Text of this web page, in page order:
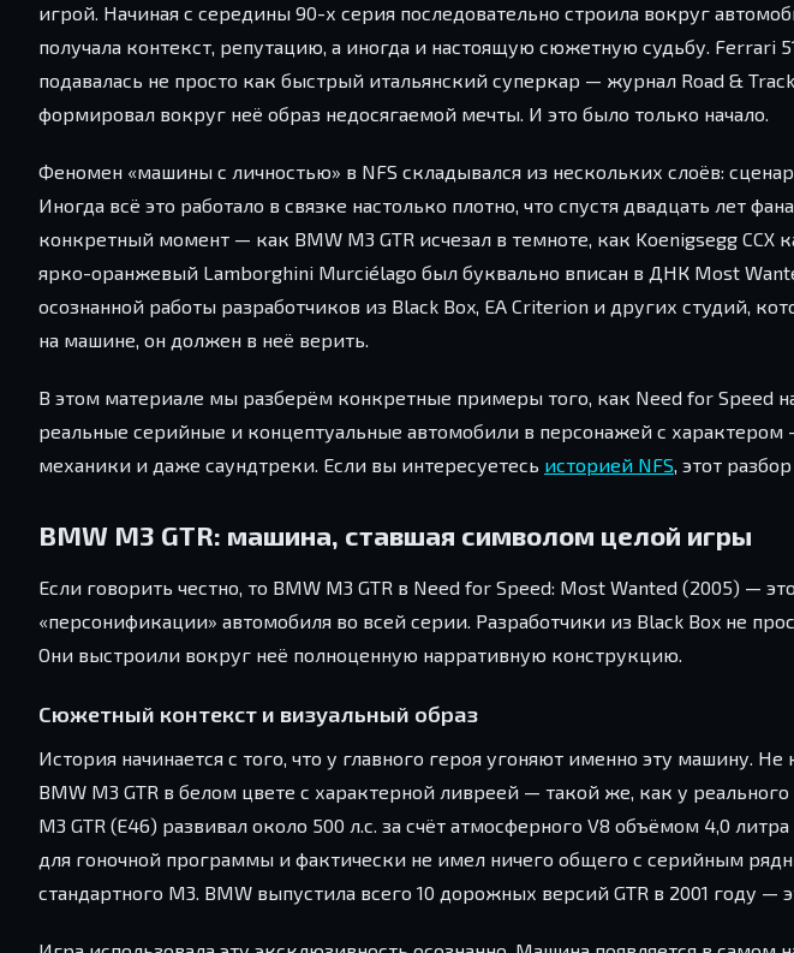
игрой. Начиная с середины 90-х серия последовательно строила вокруг
получала контекст, репутацию, а иногда и настоящую сюжетную судьбу. Ferrari
подавалась не просто как быстрый итальянский суперкар — журнал Road &
формировал вокруг неё образ недосягаемой мечты. И это было только начало.
Феномен «машины с личностью» в NFS складывался из нескольких слоёв:
Иногда всё это работало в связке настолько плотно, что спустя двадцать лет
конкретный момент — как BMW M3 GTR исчезал в темноте, как Koenigsegg CCX
ярко-оранжевый Lamborghini Murciélago был буквально вписан в ДНК Most
осознанной работы разработчиков из Black Box, EA Criterion и других студий,
на машине, он должен в неё верить.
В этом материале мы разберём конкретные примеры того, как Need for Speed
реальные серийные и концептуальные автомобили в персонажей с
механики и даже саундтреки. Если вы интересуетесь историей NFS, этот
BMW M3 GTR: машина, ставшая символом целой игры
Если говорить честно, то BMW M3 GTR в Need for Speed: Most Wanted (2005) —
«персонификации» автомобиля во всей серии. Разработчики из Black Box не
Они выстроили вокруг неё полноценную нарративную конструкцию.
Сюжетный контекст и визуальный образ
История начинается с того, что у главного героя угоняют именно эту машину.
BMW M3 GTR в белом цвете с характерной ливреей — такой же, как у
M3 GTR (E46) развивал около 500 л.с. за счёт атмосферного V8 объёмом 4,0
для гоночной программы и фактически не имел ничего общего с серийным
стандартного M3. BMW выпустила всего 10 дорожных версий GTR в 2001 году —